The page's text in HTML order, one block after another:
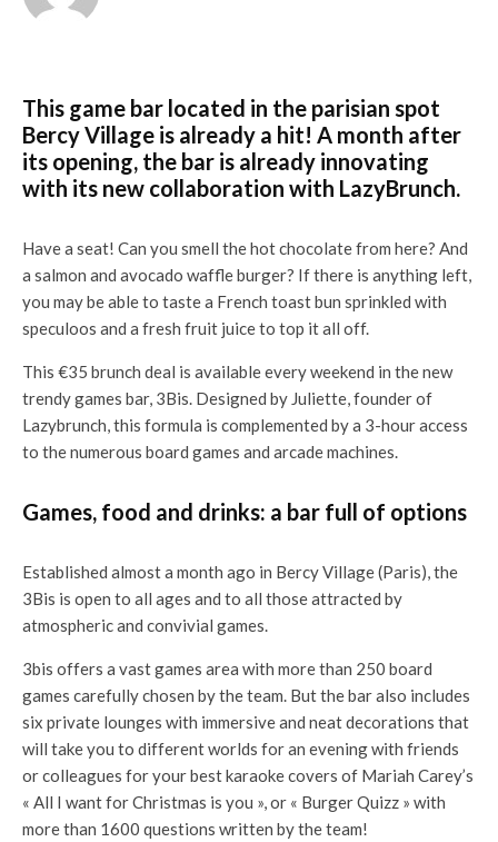
This game bar located in the parisian spot
Bercy Village is already a hit! A month after
its opening, the bar is already innovating
with its new collaboration with LazyBrunch.
Have a seat! Can you smell the hot chocolate from here? And
a salmon and avocado waffle burger? If there is anything left,
you may be able to taste a French toast bun sprinkled with
speculoos and a fresh fruit juice to top it all off.
This €35 brunch deal is available every weekend in the new
trendy games bar, 3Bis. Designed by Juliette, founder of
Lazybrunch, this formula is complemented by a 3-hour access
to the numerous board games and arcade machines.
Games, food and drinks: a bar full of options
Established almost a month ago in Bercy Village (Paris), the
3Bis is open to all ages and to all those attracted by
atmospheric and convivial games.
3bis offers a vast games area with more than 250 board
games carefully chosen by the team. But the bar also includes
six private lounges with immersive and neat decorations that
will take you to different worlds for an evening with friends
or colleagues for your best karaoke covers of Mariah Carey’s
« All I want for Christmas is you », or « Burger Quizz » with
more than 1600 questions written by the team!